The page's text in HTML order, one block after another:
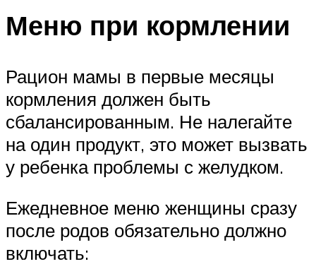
Меню при кормлении
Рацион мамы в первые месяцы
кормления должен быть
сбалансированным. Не налегайте
на один продукт, это может вызвать
у ребенка проблемы с желудком.
Ежедневное меню женщины сразу
после родов обязательно должно
включать: